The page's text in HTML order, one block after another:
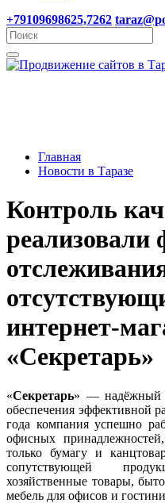
+79109698625,7262
Главная
Новости в Таразе
Контроль
реализовали
интернет-
«Секретарь»
«Секретарь» — надёжный
обеспечения эффективной
года компания успешно
офисных
только бумагу и
сопутствующей
хозяйственные товары,
мебель для офисов и